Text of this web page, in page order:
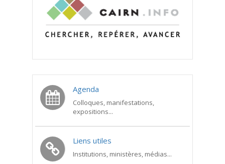
Agenda
Colloques, manifestations,
expositions...
Liens utiles
Institutions, ministères, médias...